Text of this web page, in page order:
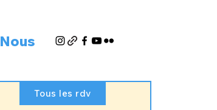
Nous
Tous les rdv